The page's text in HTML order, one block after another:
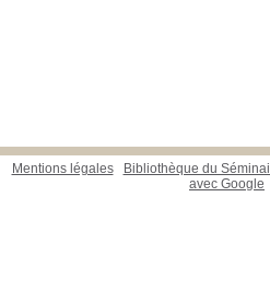
Mentions légales Bibliothèque du
avec Google